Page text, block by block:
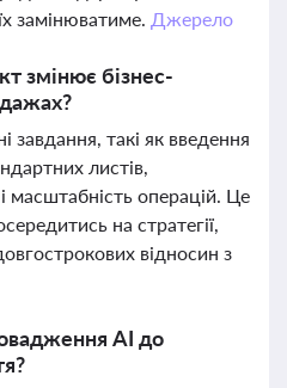
замінюватиме. Джерело
змінює бізнес-
завдання, такі як введення
листів,
масштабність операцій. Це
на стратегії,
відносин з
AI до